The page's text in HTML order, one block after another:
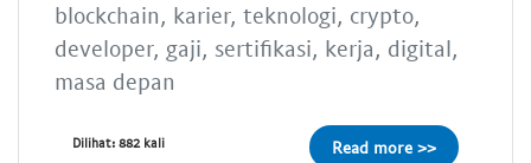
blockchain, karier, teknologi, crypto,
developer, gaji, sertifikasi, kerja, digital,
masa depan
Dilihat: 882 kali Read more >>